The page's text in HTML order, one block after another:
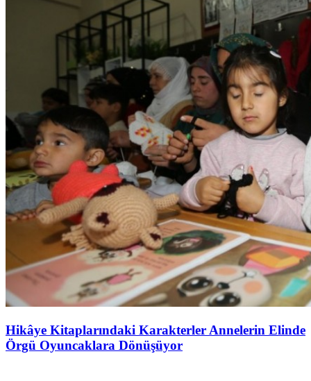
Hikâye Kitaplarındaki Karakterler Annelerin Elinde
Örgü Oyuncaklara Dönüşüyor